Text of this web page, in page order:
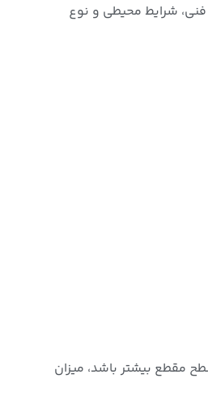
شرایط محیطی و نوع
4، 6 و 10 میلی‌متر مربع تولید می‌شوند. هرچه سطح مقطع بیشتر باشد، میزان